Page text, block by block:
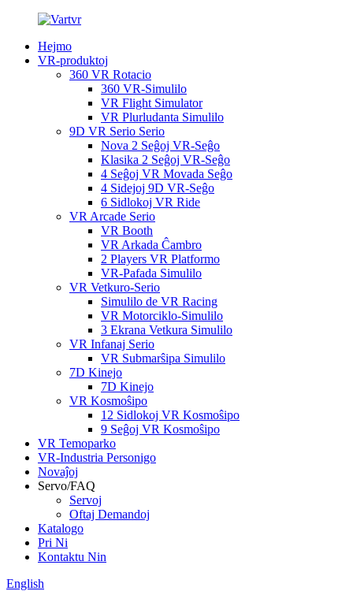
Hejmo
VR-produktoj
360 VR Rotacio
360 VR-Simulilo
VR Flight Simulator
VR Plurludanta Simulilo
9D VR Serio Serio
Nova 2 Seĝoj VR-Seĝo
Klasika 2 Seĝoj VR-Seĝo
4 Seĝoj VR Movada Seĝo
4 Sidejoj 9D VR-Seĝo
6 Sidlokoj VR Ride
VR Arcade Serio
VR Booth
VR Arkada Ĉambro
2 Players VR Platformo
VR-Pafada Simulilo
VR Vetkuro-Serio
Simulilo de VR Racing
VR Motorciklo-Simulilo
3 Ekrana Vetkura Simulilo
VR Infanaj Serio
VR Submarŝipa Simulilo
7D Kinejo
7D Kinejo
VR Kosmoŝipo
12 Sidlokoj VR Kosmoŝipo
9 Seĝoj VR Kosmoŝipo
VR Temoparko
VR-Industria Personigo
Novaĵoj
Servo/FAQ
Servoj
Oftaj Demandoj
Katalogo
Pri Ni
Kontaktu Nin
English